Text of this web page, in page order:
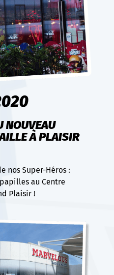
NOUVEAU
À PLAISIR
nos Super-Héros :
au Centre
Plaisir !